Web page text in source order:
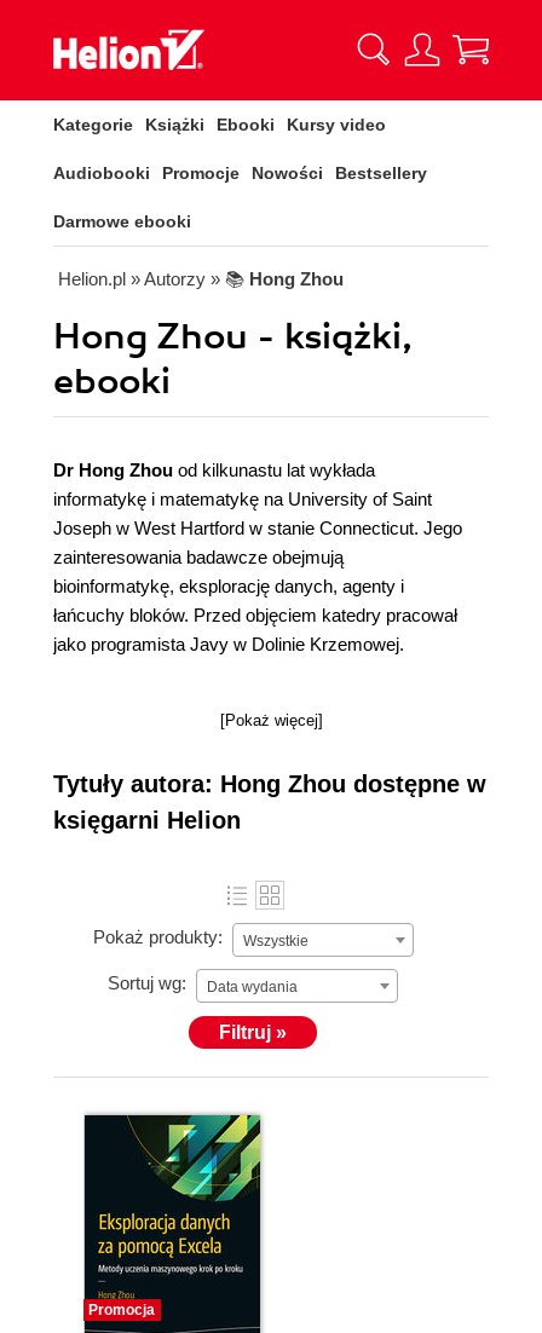
Kategorie Książki Ebooki Kursy video
Audiobooki Promocje Nowości Bestsellery
Darmowe ebooki
Helion.pl » Autorzy » 📚 Hong Zhou
Hong Zhou - książki,
ebooki
Dr Hong Zhou od kilkunastu lat wykłada
informatykę i matematykę na University of Saint
Joseph w West Hartford w stanie Connecticut. Jego
zainteresowania badawcze obejmują
bioinformatykę, eksplorację danych, agenty i
łańcuchy bloków. Przed objęciem katedry pracował
jako programista Javy w Dolinie Krzemowej.
[Pokaż więcej]
Tytuły autora: Hong Zhou dostępne w
księgarni Helion
Pokaż produkty: Wszystkie
Sortuj wg: Data wydania
Filtruj »
Promocja